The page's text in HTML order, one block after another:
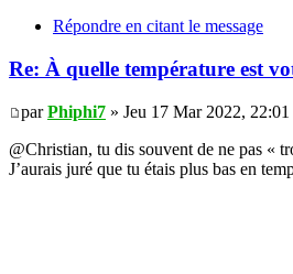
Répondre en citant le message
Re: À quelle température est
parPhiphi7 » Jeu 17 Mar 2022, 22:01
@Christian, tu dis souvent de ne pas «
J’aurais juré que tu étais plus bas en